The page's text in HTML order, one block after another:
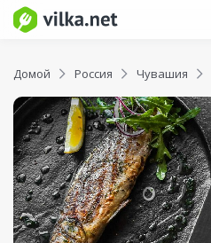
Домой Россия Чувашия